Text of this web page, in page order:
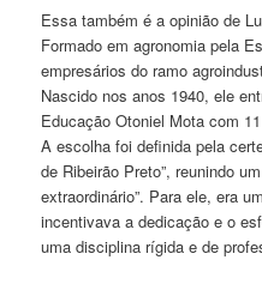
Essa também é a opinião de
Formado em agronomia pela
empresários do ramo
Nascido nos anos 1940, ele
Educação Otoniel Mota com
A escolha foi definida pela
de Ribeirão Preto”, reunindo
extraordinário”. Para ele, era
incentivava a dedicação e o
uma disciplina rígida e de